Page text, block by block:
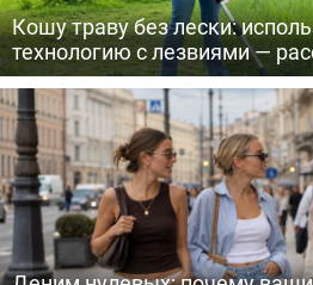
Кошу траву без лески:
технологию с лезвиями —